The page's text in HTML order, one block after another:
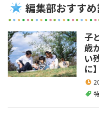
編集部おすす
子
歳
い
に】